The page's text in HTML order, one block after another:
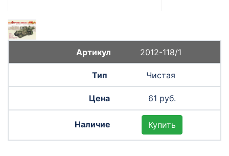
2012-118/1
Чистая
61 руб.
Купить